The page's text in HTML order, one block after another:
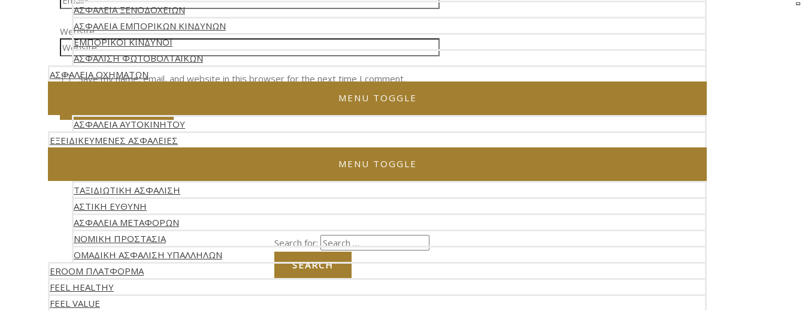
ΑΣΦΑΛΕΙΑ ΞΕΝΟΔΟΧΕΙΩΝ
ΑΣΦΑΛΕΙΑ ΕΜΠΟΡΙΚΩΝ ΚΙΝΔΥΝΩΝ
ΕΜΠΟΡΙΚΟΙ ΚΙΝΔΥΝΟΙ
ΑΣΦΑΛΙΣΗ ΦΩΤΟΒΟΛΤΑΪΚΩΝ
ΑΣΦΑΛΕΙΑ ΟΧΗΜΑΤΩΝ
MENU TOGGLE
ΑΣΦΑΛΕΙΑ AYTOKINHTOY
ΕΞΕΙΔΙΚΕΥΜΕΝΕΣ ΑΣΦΑΛΕΙΕΣ
MENU TOGGLE
ΤΑΞΙΔΙΩΤΙΚΗ ΑΣΦΑΛΙΣΗ
ΑΣΤΙΚΗ ΕΥΘΥΝΗ
ΑΣΦΑΛΕΙΑ ΜΕΤΑΦΟΡΩΝ
ΝΟΜΙΚΗ ΠΡΟΣΤΑΣΙΑ
ΟΜΑΔΙΚΗ ΑΣΦΑΛΙΣΗ ΥΠΑΛΛΗΛΩΝ
EROOM ΠΛΑΤΦΟΡΜΑ
FEEL HEALTHY
FEEL VALUE
Website
Save my name, email, and website in this browser for the next time I comment.
Search for: